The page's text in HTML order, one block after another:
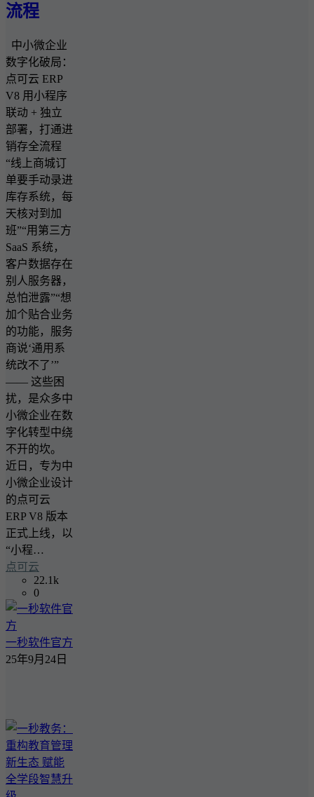
流程​
中小微企业
数字化破局：
点可云 ERP
V8 用小程序
联动 + 独立
部署，打通进
销存全流程
“线上商城订
单要手动录进
库存系统，每
天核对到加
班”“用第三方
SaaS 系统，
客户数据存在
别人服务器，
总怕泄露”“想
加个贴合业务
的功能，服务
商说‘通用系
统改不了’”
—— 这些困
扰，是众多中
小微企业在数
字化转型中绕
不开的坎。
近日，专为中
小微企业设计
的点可云
ERP V8 版本
正式上线，以
“小程…
点可云
22.1k
0
一秒软件官方
25年9月24日